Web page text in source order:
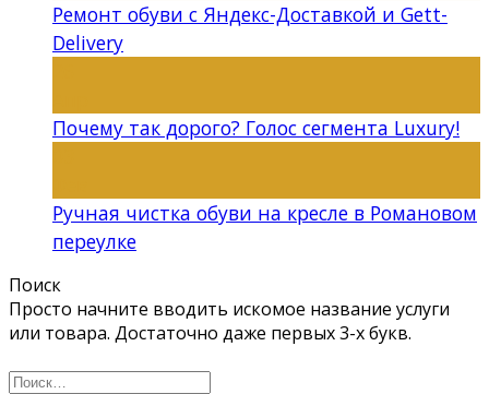
Ремонт обуви с Яндекс-Доставкой и Gett-
Delivery
Почему так дорого? Голос сегмента Luxury!
Ручная чистка обуви на кресле в Романовом
переулке
Поиск
Просто начните вводить искомое название услуги
или товара. Достаточно даже первых 3-х букв.
Искать: